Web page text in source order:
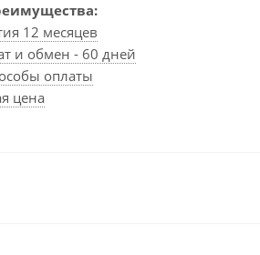
12 месяцев
и обмен - 60 дней
оплаты
цена